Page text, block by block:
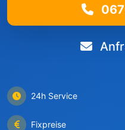
24h Service
Fixpreise